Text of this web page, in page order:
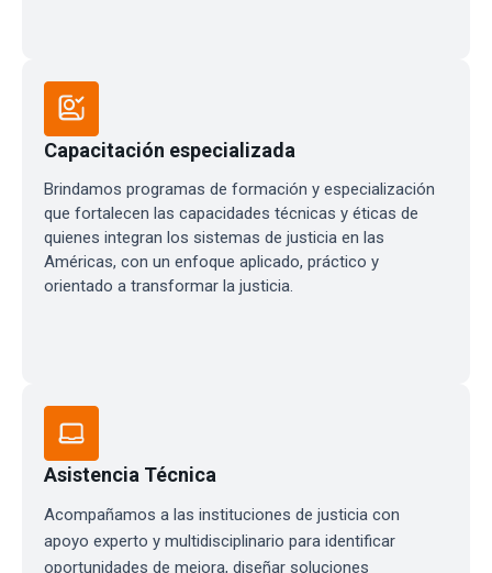
Capacitación especializada
Brindamos programas de formación y especialización
que fortalecen las capacidades técnicas y éticas de
quienes integran los sistemas de justicia en las
Américas, con un enfoque aplicado, práctico y
orientado a transformar la justicia.
Asistencia Técnica
Acompañamos a las instituciones de justicia con
apoyo experto y multidisciplinario para identificar
oportunidades de mejora, diseñar soluciones